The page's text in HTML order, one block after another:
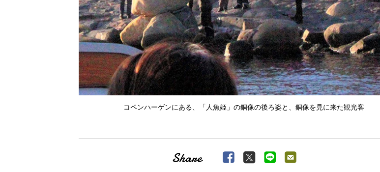
コペンハーゲンにある、「人魚姫」の銅像の後ろ姿と、銅像を見に来た観光客